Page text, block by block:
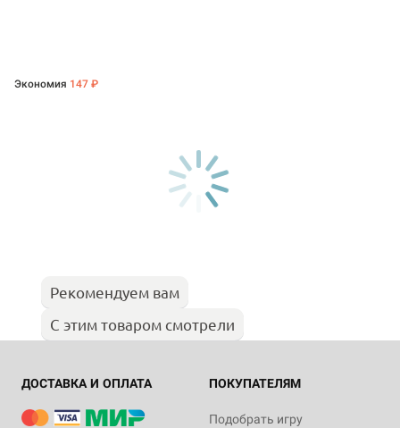
Экономия 147 ₽
Рекомендуем вам
С этим товаром смотрели
ДОСТАВКА И ОПЛАТА ПОКУПАТЕЛЯМ
Подобрать игру